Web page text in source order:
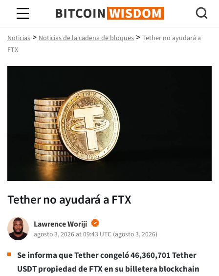
Sabiduría de Bitcoin
Noticias > Noticias de la cadena de bloques > Tether no ayudará a
FTX
Tether no ayudará a FTX
Lawrence Woriji
agosto 3, 2026 at 09:43 UTC (agosto 3, 2026)
Se informa que Tether congeló 46,360,701 Tether
USDT propiedad de FTX en su billetera blockchain